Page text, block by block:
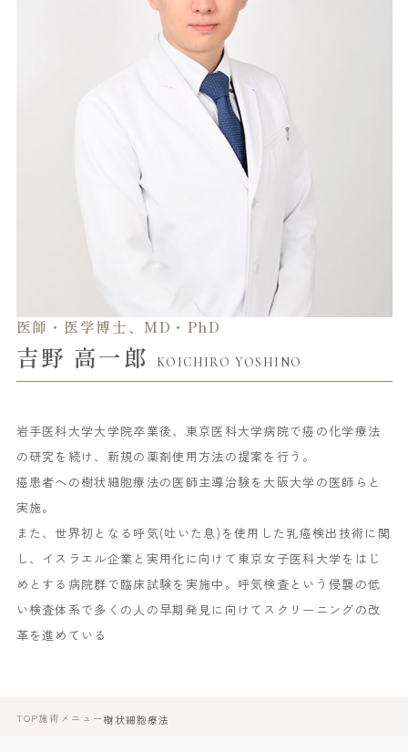
医師・医学博士、MD・PhD
吉野 高一郎 KOICHIRO YOSHINO
岩手医科大学大学院卒業後、東京医科大学病院で癌の化学療法
の研究を続け、新規の薬剤使用方法の提案を行う。
癌患者への樹状細胞療法の医師主導治験を大阪大学の医師らと
実施。
また、世界初となる呼気(吐いた息)を使用した乳癌検出技術に関
し、イスラエル企業と実用化に向けて東京女子医科大学をはじ
めとする病院群で臨床試験を実施中。呼気検査という侵襲の低
い検査体系で多くの人の早期発見に向けてスクリーニングの改
革を進めている
TOP施術メニュー樹状細胞療法